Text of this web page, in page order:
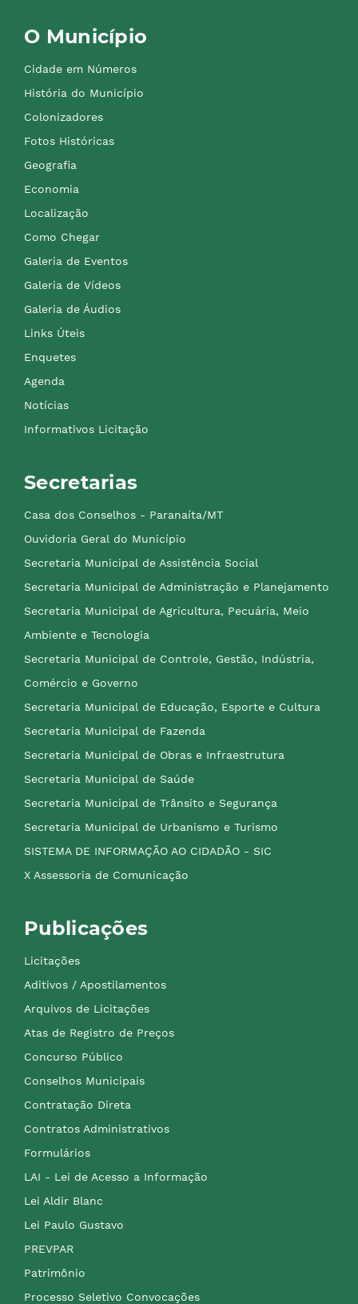
O Município
Cidade em Números
História do Município
Colonizadores
Fotos Históricas
Geografia
Economia
Localização
Como Chegar
Galeria de Eventos
Galeria de Vídeos
Galeria de Áudios
Links Úteis
Enquetes
Agenda
Notícias
Informativos Licitação
Secretarias
Casa dos Conselhos - Paranaíta/MT
Ouvidoria Geral do Município
Secretaria Municipal de Assistência Social
Secretaria Municipal de Administração e Planejamento
Secretaria Municipal de Agricultura, Pecuária, Meio
Ambiente e Tecnologia
Secretaria Municipal de Controle, Gestão, Indústria,
Comércio e Governo
Secretaria Municipal de Educação, Esporte e Cultura
Secretaria Municipal de Fazenda
Secretaria Municipal de Obras e Infraestrutura
Secretaria Municipal de Saúde
Secretaria Municipal de Trânsito e Segurança
Secretaria Municipal de Urbanismo e Turismo
SISTEMA DE INFORMAÇÃO AO CIDADÃO - SIC
X Assessoria de Comunicação
Publicações
Licitações
Aditivos / Apostilamentos
Arquivos de Licitações
Atas de Registro de Preços
Concurso Público
Conselhos Municipais
Contratação Direta
Contratos Administrativos
Formulários
LAI - Lei de Acesso a Informação
Lei Aldir Blanc
Lei Paulo Gustavo
PREVPAR
Patrimônio
Processo Seletivo Convocações